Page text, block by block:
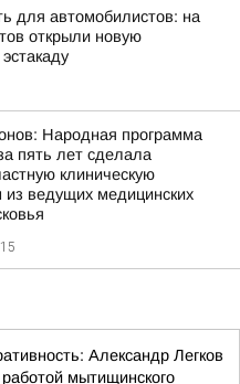
для автомобилистов: на
открыли новую
Народная программа
пять лет сделала
клиническую
ведущих медицинских
Александр Легков
мытищинского